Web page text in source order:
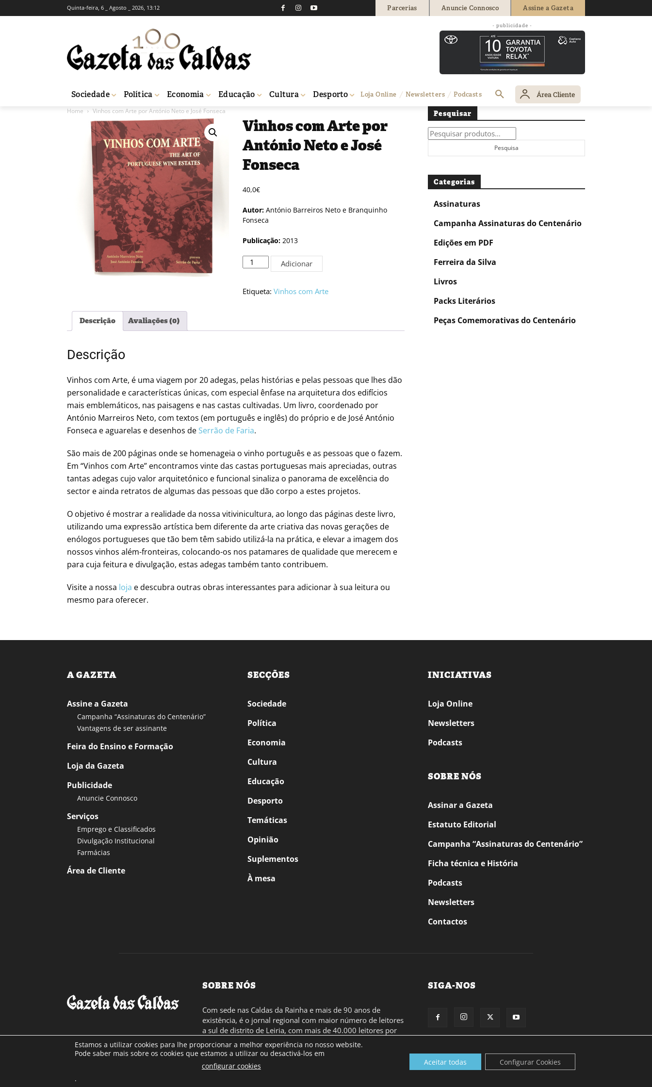
Quinta-feira, 6 _ Agosto _ 2026, 13:12 Parcerias Anuncie Connosco Assine a Gazeta
- publicidade -
Sociedade Política Economia Educação Cultura Desporto Loja Online Newsletters Podcasts Área Cliente
Home Vinhos com Arte por António Neto e José Fonseca
Vinhos com Arte por
António Neto e José
Fonseca
40,0€
Autor:António Barreiros Neto e Branquinho
Fonseca
Publicação:2013
Quantidade
de
com
Neto
Adicionar
Etiqueta: Vinhos com Arte
Descrição Avaliações (0)
Descrição
Vinhos com Arte, é uma viagem por 20 adegas, pelas histórias e pelas pessoas que lhes dão
personalidade e características únicas, com especial ênfase na arquitetura dos edifícios
mais emblemáticos, nas paisagens e nas castas cultivadas. Um livro, coordenado por
António Marreiros Neto, com textos (em português e inglês) do próprio e de José António
Fonseca e aguarelas e desenhos de Serrão de Faria.
São mais de 200 páginas onde se homenageia o vinho português e as pessoas que o fazem.
Em “Vinhos com Arte” encontramos vinte das castas portuguesas mais apreciadas, outras
tantas adegas cujo valor arquitetónico e funcional sinaliza o panorama de excelência do
sector e ainda retratos de algumas das pessoas que dão corpo a estes projetos.
O objetivo é mostrar a realidade da nossa vitivinicultura, ao longo das páginas deste livro,
utilizando uma expressão artística bem diferente da arte criativa das novas gerações de
enólogos portugueses que tão bem têm sabido utilizá-la na prática, e elevar a imagem dos
nossos vinhos além-fronteiras, colocando-os nos patamares de qualidade que merecem e
para cuja feitura e divulgação, estas adegas também tanto contribuem.
Visite a nossa loja e descubra outras obras interessantes para adicionar à sua leitura ou
mesmo para oferecer.
Pesquisar
Pesquisar
por:
Pesquisa
Categorias
Assinaturas
Campanha Assinaturas do Centenário
Edições em PDF
Ferreira da Silva
Livros
Packs Literários
Peças Comemorativas do Centenário
A GAZETA
Assine a Gazeta
Campanha “Assinaturas do Centenário”
Vantagens de ser assinante
Feira do Ensino e Formação
Loja da Gazeta
Publicidade
Anuncie Connosco
Serviços
Emprego e Classificados
Divulgação Institucional
Farmácias
Área de Cliente
SECÇÕES
Sociedade
Política
Economia
Cultura
Educação
Desporto
Temáticas
Opinião
Suplementos
À mesa
INICIATIVAS
Loja Online
Newsletters
Podcasts
SOBRE NÓS
Assinar a Gazeta
Estatuto Editorial
Campanha “Assinaturas do Centenário”
Ficha técnica e História
Podcasts
Newsletters
Contactos
SOBRE NÓS
Com sede nas Caldas da Rainha e mais de 90 anos de
existência, é o jornal regional com maior número de leitores
a sul de distrito de Leiria, com mais de 40.000 leitores por
toda a região Oeste. Jornal com distribuição em Portugal
Continental e assinatura online.
SIGA-NOS
© Gazeta das Caldas - 2026
Estamos a utilizar cookies para lhe proporcionar a melhor experiência no nosso website.
Pode saber mais sobre os cookies que estamos a utilizar ou desactivá-los em
configurar cookies
.
Aceitar todas Configurar Cookies